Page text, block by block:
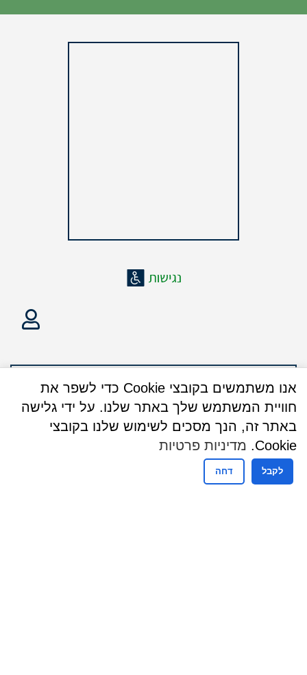
אנו משתמשים בקובצי Cookie כדי לשפר את
חוויית המשתמש שלך באתר שלנו. על ידי גלישה
באתר זה, הנך מסכים לשימוש שלנו בקובצי
Cookie.
מדיניות פרטיות
לקבל דחה